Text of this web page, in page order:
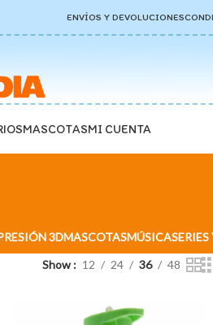
ENVÍOS Y DEVOLUCIONES
MASCOTASMI CUENTA
3DMASCOTASMÚSICASERIES
Show 12 24 36 48